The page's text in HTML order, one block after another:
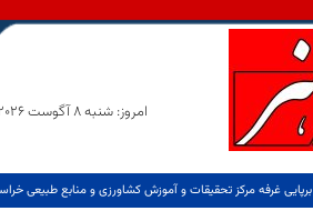
امروز: شنبه 8 آگوست 2026
برپایی غرفه مرکز تحقیقات و آموزش کشاورزی و منابع طبیعی